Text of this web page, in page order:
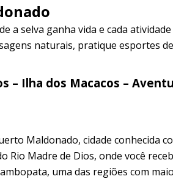
a selva ganha vida e cada
naturais, pratique esportes
– Ilha dos Macacos –
Maldonado, cidade conhecida
Rio Madre de Dios, onde você
uma das regiões com